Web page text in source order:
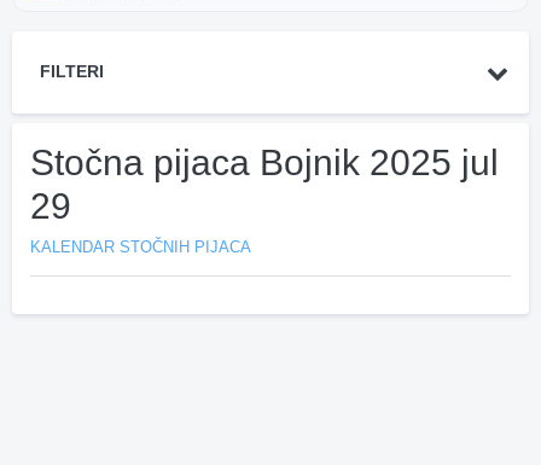
FILTERI
Stočna pijaca Bojnik 2025 jul
29
KALENDAR STOČNIH PIJACA